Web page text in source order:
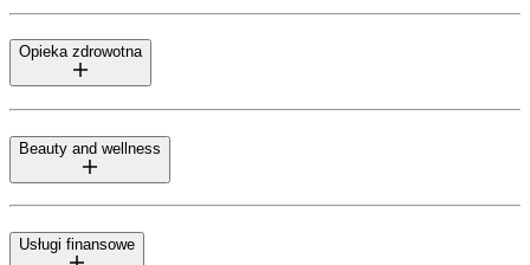
Opieka zdrowotna
Beauty and wellness
Usługi finansowe